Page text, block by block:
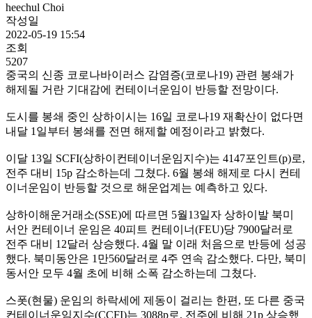
heechul Choi
작성일
2022-05-19 15:54
조회
5207
중국의 신종 코로나바이러스 감염증(코로나19) 관련 봉쇄가
해제될 거란 기대감에 컨테이너운임이 반등할 전망이다.
도시를 봉쇄 중인 상하이시는 16일 코로나19 재확산이 없다면
내달 1일부터 봉쇄를 전면 해제할 예정이라고 밝혔다.
이달 13일 SCFI(상하이컨테이너운임지수)는 4147포인트(p)로,
전주 대비 15p 감소하는데 그쳤다. 6월 봉쇄 해제로 다시 컨테
이너운임이 반등할 것으로 해운업계는 예측하고 있다.
상하이해운거래소(SSE)에 따르면 5월13일자 상하이발 북미
서안 컨테이너 운임은 40피트 컨테이너(FEU)당 7900달러로
전주 대비 12달러 상승했다. 4월 말 이래 처음으로 반등에 성공
했다. 북미동안은 1만560달러로 4주 연속 감소했다. 다만, 북미
동서안 모두 4월 초에 비해 소폭 감소하는데 그쳤다.
스폿(현물) 운임의 하락세에 제동이 걸리는 한편, 또 다른 중국
컨테이너운임지수(CCFI)는 3088p로, 전주에 비해 21p 상승했